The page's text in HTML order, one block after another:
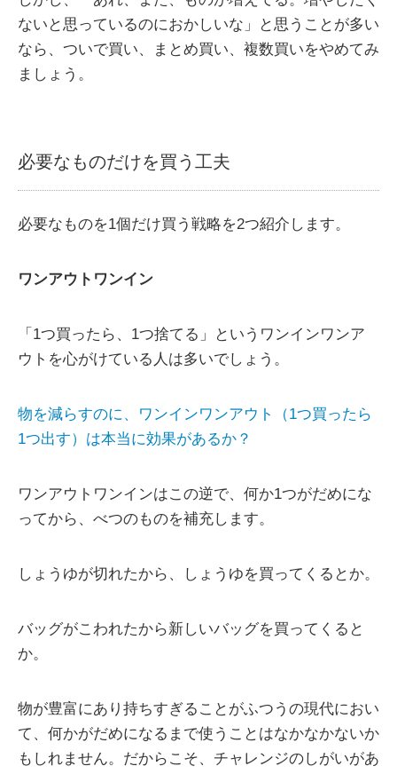
ないと思っているのにおかしいな」と思うことが多い
なら、ついで買い、まとめ買い、複数買いをやめてみ
ましょう。
必要なものだけを買う工夫
必要なものを1個だけ買う戦略を2つ紹介します。
ワンアウトワンイン
「1つ買ったら、1つ捨てる」というワンインワンア
ウトを心がけている人は多いでしょう。
物を減らすのに、ワンインワンアウト（1つ買ったら
1つ出す）は本当に効果があるか？
ワンアウトワンインはこの逆で、何か1つがだめにな
ってから、べつのものを補充します。
しょうゆが切れたから、しょうゆを買ってくるとか。
バッグがこわれたから新しいバッグを買ってくると
か。
物が豊富にあり持ちすぎることがふつうの現代におい
て、何かがだめになるまで使うことはなかなかないか
もしれません。だからこそ、チャレンジのしがいがあ